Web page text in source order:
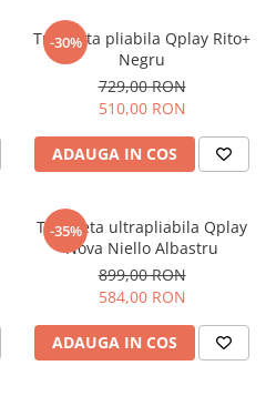
-30%
Tricicleta pliabila Qplay Rito+
Negru
729,00 RON
510,00 RON
ADAUGA IN COS
-35%
Tricicleta ultrapliabila Qplay
Nova Niello Albastru
899,00 RON
584,00 RON
ADAUGA IN COS